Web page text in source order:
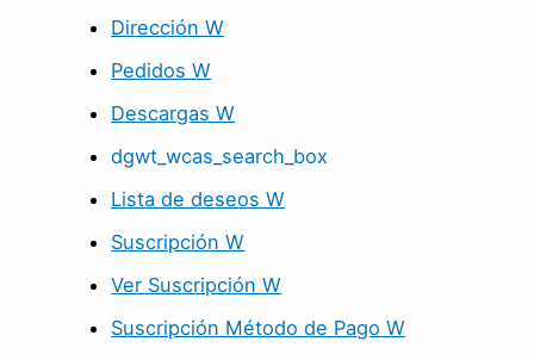
Dirección W
Pedidos W
Descargas W
dgwt_wcas_search_box
Lista de deseos W
Suscripción W
Ver Suscripción W
Suscripción Método de Pago W